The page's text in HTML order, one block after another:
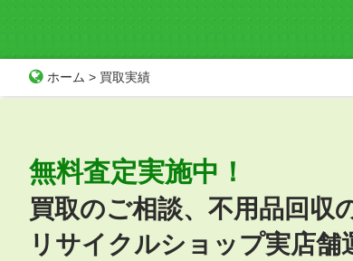
ホーム > 買取実績
無料査定実施中！
買取のご相談、不用品回収
リサイクルショップ実店